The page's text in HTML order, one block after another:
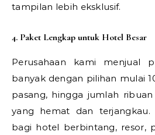
tampilan lebih eksklusif.
4. Paket Lengkap untuk Hotel Besar
Perusahaan kami menjual
banyak dengan pilihan mulai
pasang, hingga jumlah
yang hemat dan terjangkau.
bagi hotel berbintang, resor,